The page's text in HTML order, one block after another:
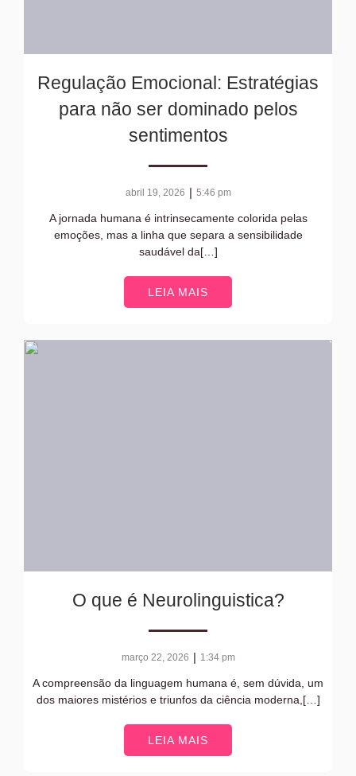
Regulação Emocional: Estratégias
para não ser dominado pelos
sentimentos
abril 19, 2026 | 5:46 pm
A jornada humana é intrinsecamente colorida pelas
emoções, mas a linha que separa a sensibilidade
saudável da[…]
LEIA MAIS
O que é Neurolinguistica?
março 22, 2026 | 1:34 pm
A compreensão da linguagem humana é, sem dúvida, um
dos maiores mistérios e triunfos da ciência moderna,[…]
LEIA MAIS